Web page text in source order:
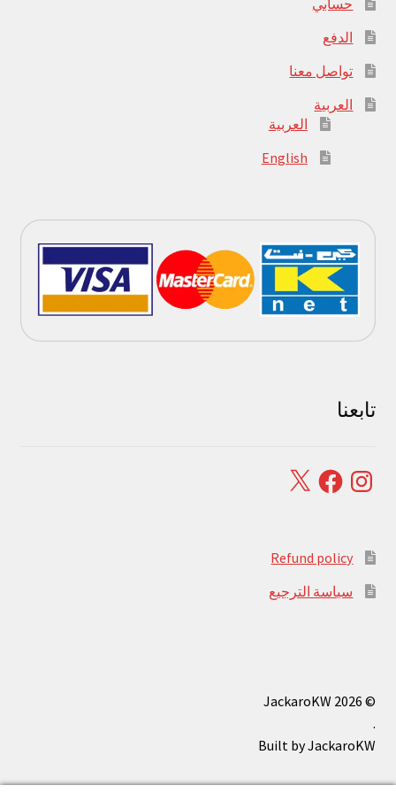
الدفع
تواصل معنا
العربية
العربية
English
تابعنا
Instagram
Facebook
X
Refund policy
سياسة الترجيع
© JackaroKW 2026
.